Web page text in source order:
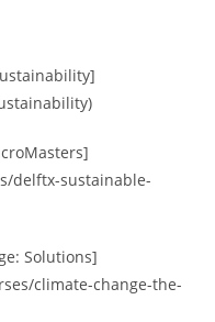
delftx-sustainable-
Solutions]
climate-change-the-